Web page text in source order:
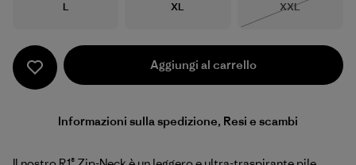
Taglia
L Taglia
XL Taglia
XXL
Aggiungi al carrello
Informazioni sulla spedizione, Resi e scambi